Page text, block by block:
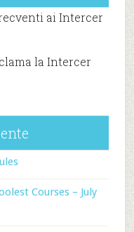
ai Intercer
la Intercer
Courses – July